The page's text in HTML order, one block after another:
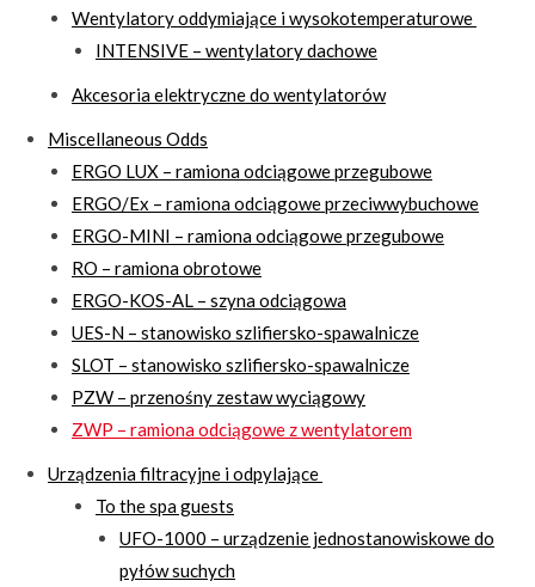
Wentylatory oddymiające i wysokotemperaturowe
INTENSIVE – wentylatory dachowe
Akcesoria elektryczne do wentylatorów
Miscellaneous Odds
ERGO LUX – ramiona odciągowe przegubowe
ERGO/Ex – ramiona odciągowe przeciwwybuchowe
ERGO-MINI – ramiona odciągowe przegubowe
RO – ramiona obrotowe
ERGO-KOS-AL – szyna odciągowa
UES-N – stanowisko szlifiersko-spawalnicze
SLOT – stanowisko szlifiersko-spawalnicze
PZW – przenośny zestaw wyciągowy
ZWP – ramiona odciągowe z wentylatorem
Urządzenia filtracyjne i odpylające
To the spa guests
UFO-1000 – urządzenie jednostanowiskowe do
pyłów suchych